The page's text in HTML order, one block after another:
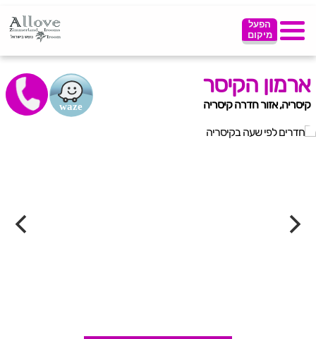
הפעל
מיקום
ארמון הקיסר
קיסריה, אזור חדרה קיסריה